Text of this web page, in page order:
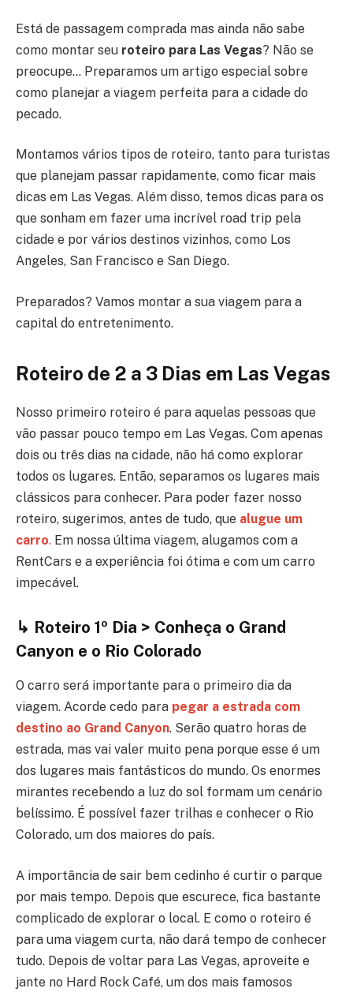
Está de passagem comprada mas ainda não sabe
como montar seu roteiro para Las Vegas? Não se
preocupe… Preparamos um artigo especial sobre
como planejar a viagem perfeita para a cidade do
pecado.
Montamos vários tipos de roteiro, tanto para turistas
que planejam passar rapidamente, como ficar mais
dicas em Las Vegas. Além disso, temos dicas para os
que sonham em fazer uma incrível road trip pela
cidade e por vários destinos vizinhos, como Los
Angeles, San Francisco e San Diego.
Preparados? Vamos montar a sua viagem para a
capital do entretenimento.
Roteiro de 2 a 3 Dias em Las Vegas
Nosso primeiro roteiro é para aquelas pessoas que
vão passar pouco tempo em Las Vegas. Com apenas
dois ou três dias na cidade, não há como explorar
todos os lugares. Então, separamos os lugares mais
clássicos para conhecer. Para poder fazer nosso
roteiro, sugerimos, antes de tudo, que alugue um
carro. Em nossa última viagem, alugamos com a
RentCars e a experiência foi ótima e com um carro
impecável.
↳ Roteiro 1º Dia > Conheça o Grand
Canyon e o Rio Colorado
O carro será importante para o primeiro dia da
viagem. Acorde cedo para pegar a estrada com
destino ao Grand Canyon. Serão quatro horas de
estrada, mas vai valer muito pena porque esse é um
dos lugares mais fantásticos do mundo. Os enormes
mirantes recebendo a luz do sol formam um cenário
belíssimo. É possível fazer trilhas e conhecer o Rio
Colorado, um dos maiores do país.
A importância de sair bem cedinho é curtir o parque
por mais tempo. Depois que escurece, fica bastante
complicado de explorar o local. E como o roteiro é
para uma viagem curta, não dará tempo de conhecer
tudo. Depois de voltar para Las Vegas, aproveite e
jante no Hard Rock Café, um dos mais famosos